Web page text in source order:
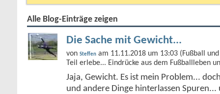
Alle Blog-Einträge zeigen
Die Sache mit Gewicht...
von Steffen am 11.11.2018 um 13:03 (Fußball
Teil erlebe... Eindrücke aus dem Fußballleben
Jaja, Gewicht. Es ist mein Problem...
und andere Dinge hinterlassen Spuren...